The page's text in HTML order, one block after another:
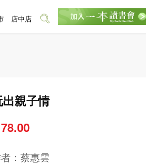
親子情
： 蔡惠雲
店中店